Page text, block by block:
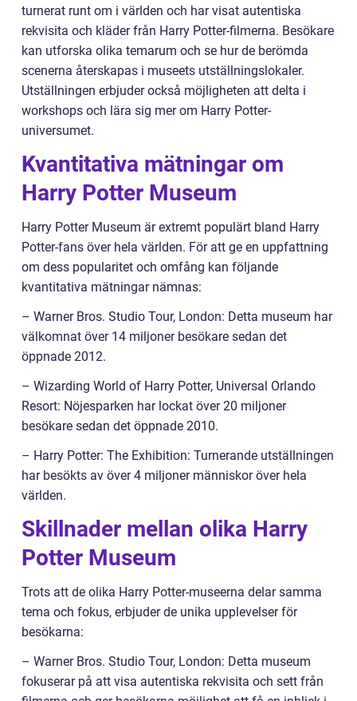
turnerat runt om i världen och har visat autentiska
rekvisita och kläder från Harry Potter-filmerna. Besökare
kan utforska olika temarum och se hur de berömda
scenerna återskapas i museets utställningslokaler.
Utställningen erbjuder också möjligheten att delta i
workshops och lära sig mer om Harry Potter-
universumet.
Kvantitativa mätningar om
Harry Potter Museum
Harry Potter Museum är extremt populärt bland Harry
Potter-fans över hela världen. För att ge en uppfattning
om dess popularitet och omfång kan följande
kvantitativa mätningar nämnas:
– Warner Bros. Studio Tour, London: Detta museum har
välkomnat över 14 miljoner besökare sedan det
öppnade 2012.
– Wizarding World of Harry Potter, Universal Orlando
Resort: Nöjesparken har lockat över 20 miljoner
besökare sedan det öppnade 2010.
– Harry Potter: The Exhibition: Turnerande utställningen
har besökts av över 4 miljoner människor över hela
världen.
Skillnader mellan olika Harry
Potter Museum
Trots att de olika Harry Potter-museerna delar samma
tema och fokus, erbjuder de unika upplevelser för
besökarna:
– Warner Bros. Studio Tour, London: Detta museum
fokuserar på att visa autentiska rekvisita och sett från